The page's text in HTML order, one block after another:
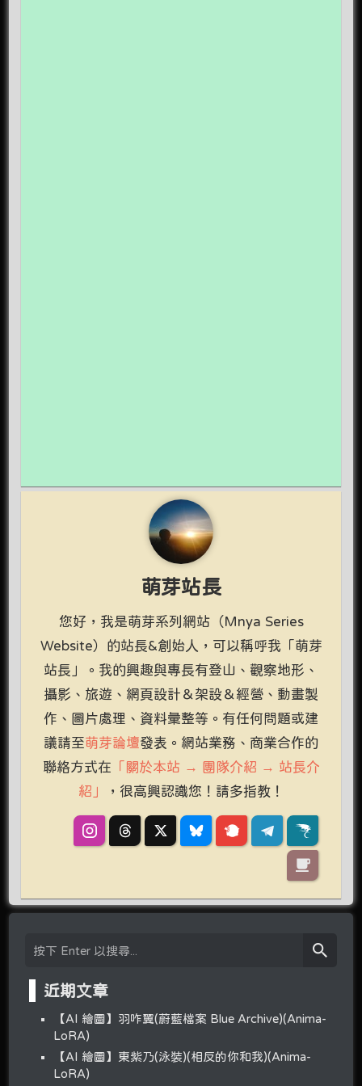
萌芽站長
您好，我是萌芽系列網站（Mnya Series
Website）的站長&創始人，可以稱呼我「萌芽
站長」。我的興趣與專長有登山、觀察地形、
攝影、旅遊、網頁設計＆架設＆經營、動畫製
作、圖片處理、資料彙整等。有任何問題或建
議請至萌芽論壇發表。網站業務、商業合作的
聯絡方式在 「關於本站 → 團隊介紹 → 站長介
紹」
，很高興認識您！請多指教！
近期文章
【AI 繪圖】羽咋翼(蔚藍檔案 Blue Archive)(Anima-
LoRA)
【AI 繪圖】東紫乃(泳裝)(相反的你和我)(Anima-
LoRA)